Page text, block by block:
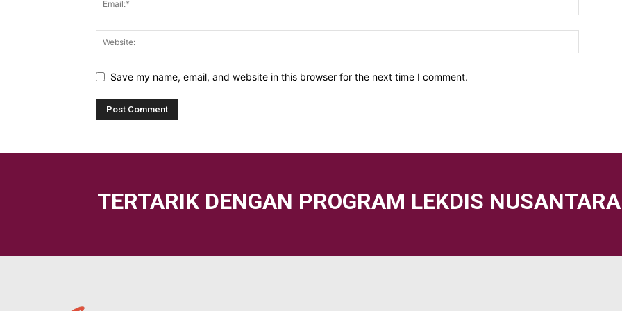
Save my name, email, and website in this browser for the next time I comment.
TERTARIK DENGAN PROGRAM LEKDIS NUSANTARA